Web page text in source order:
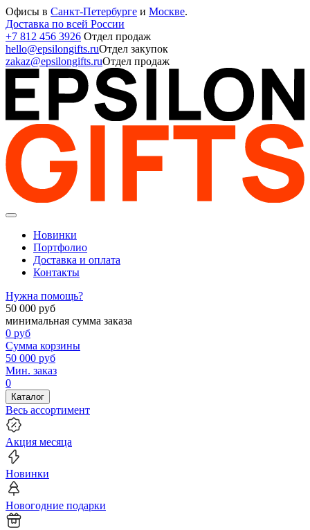
Офисы в Санкт-Петербурге и Москве.
Доставка по всей России
+7 812 456 3926 Отдел продаж
hello@epsilongifts.ruОтдел закупок
zakaz@epsilongifts.ruОтдел продаж
Новинки
Портфолио
Доставка и оплата
Контакты
Нужна помощь?
50 000 руб
минимальная сумма заказа
0 руб
Сумма корзины
50 000 руб
Мин. заказ
0
Каталог
Весь ассортимент
Акция месяца
Новинки
Новогодние подарки